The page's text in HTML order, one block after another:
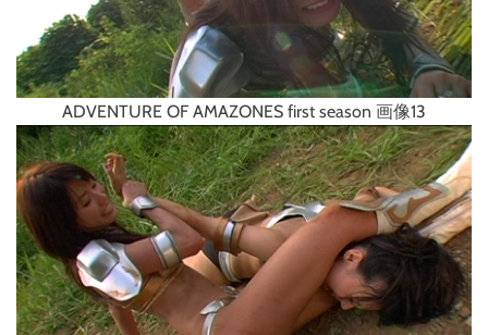
ADVENTURE OF AMAZONES first season 画像13